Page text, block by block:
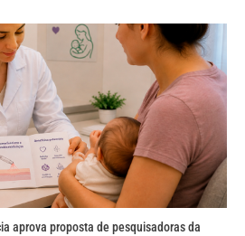
aprova proposta de pesquisadoras da